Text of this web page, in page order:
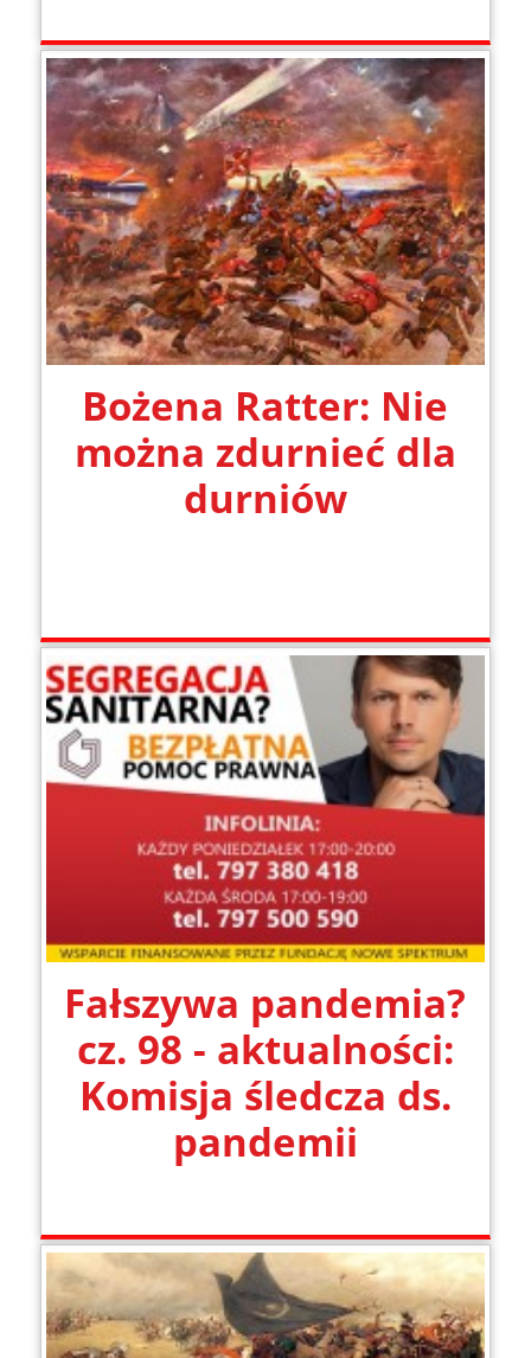
Bożena Ratter: Nie
można zdurnieć dla
durniów
Fałszywa pandemia?
cz. 98 - aktualności:
Komisja śledcza ds.
pandemii